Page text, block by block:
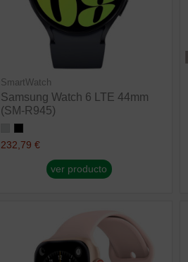
SmartWatch
Samsung Watch 6 LTE 44mm
(SM-R945)
232,79 €
ver producto